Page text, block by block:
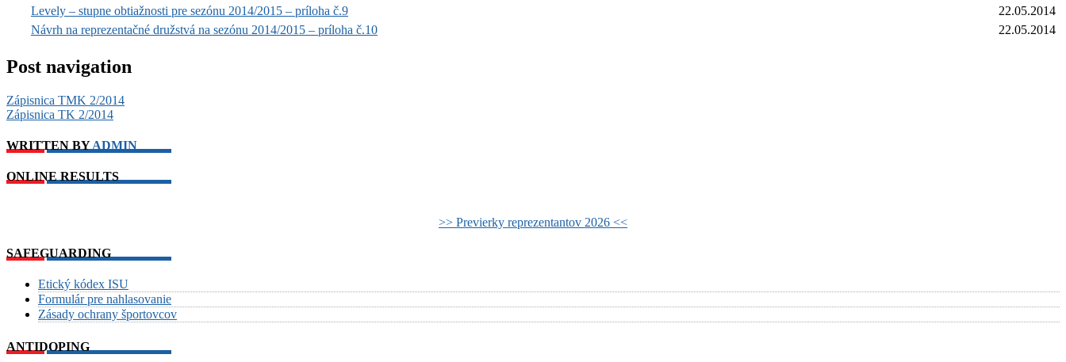
Levely – stupne obtiažnosti pre sezónu 2014/2015 – príloha č.9
22.05.2014
Návrh na reprezentačné družstvá na sezónu 2014/2015 – príloha č.10
22.05.2014
Post navigation
Zápisnica TMK 2/2014
Zápisnica TK 2/2014
WRITTEN BYADMIN
ONLINE RESULTS
>> Previerky reprezentantov 2026 <<
SAFEGUARDING
Etický kódex ISU
Formulár pre nahlasovanie
Zásady ochrany športovcov
ANTIDOPING